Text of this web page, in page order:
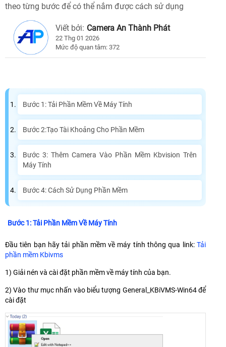
theo từng bước để có thể nắm được cách sử dụng
Viết bởi: Camera An Thành Phát
22 Thg 01 2026
Mức độ quan tâm: 372
Bước 1: Tải Phần Mềm Về Máy Tính
Bước 2:Tạo Tài Khoảng Cho Phần Mềm
Bước 3: Thêm Camera Vào Phần Mềm Kbvision Trên
Máy Tính
Bước 4: Cách Sử Dụng Phần Mềm
Bước 1: Tải Phần Mềm Về Máy Tính
Đầu tiên bạn hãy tải phần mềm về máy tính thông qua link: Tải
phần mềm Kbivms
1) Giải nén và cài đặt phần mềm về máy tính của bạn.
2) Vào thư mục nhấn vào biểu tượng General_KBiVMS-Win64 để
cài đặt